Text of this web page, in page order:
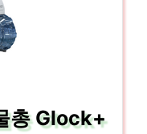
총 Glock+